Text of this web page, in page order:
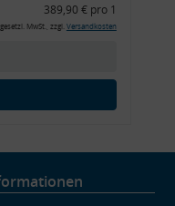
389,90 € pro 1
MwSt., zzgl. Versandkosten